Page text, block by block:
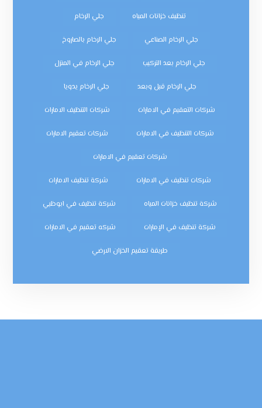
تنظيف خزانات المياه جلي الرخام
جلي الرخام الصناعي جلي الرخام بالصاروخ
جلي الرخام بعد التركيب جلي الرخام في المنزل
جلي الرخام قبل وبعد جلي الرخام يدويا
شركات التعقيم في الامارات شركات التنظيف الامارات
شركات التنظيف في الامارات شركات تعقيم الامارات
شركات تعقيم في الامارات
شركات تنظيف في الامارات شركة تنظيف الامارات
شركة تنظيف خزانات المياه شركة تنظيف في ابوظبي
شركة تنظيف في الإمارات شركه تعقيم في الامارات
طريقة تعقيم الخزان الارضي